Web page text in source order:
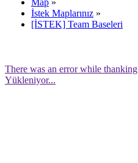
Map »
İstek Maplarınız »
[İSTEK] Team Baseleri
There was an error while thanking
Yükleniyor...